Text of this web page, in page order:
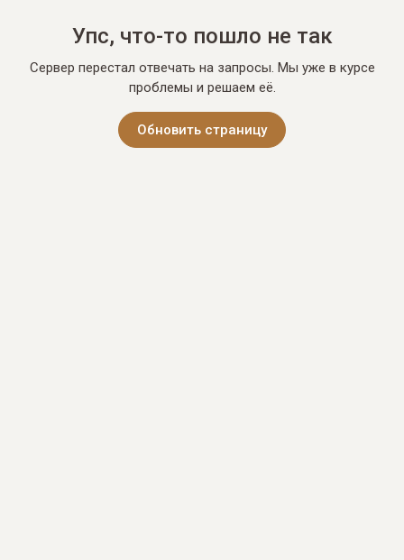
Упс, что-то пошло не так
Сервер перестал отвечать на запросы. Мы уже в курсе
проблемы и решаем её.
Обновить страницу